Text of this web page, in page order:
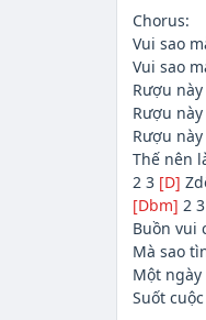
Chorus:
Vui sao
Vui sao
Rượu
Rượu
Rượu
Thế nên
2 3 [D]
[Dbm] 2 3
Buồn vui
Mà sao
Một
Suốt